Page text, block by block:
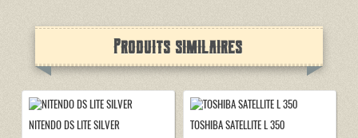
Produits similaires
NITENDO DS LITE SILVER TOSHIBA SATELLITE L 350